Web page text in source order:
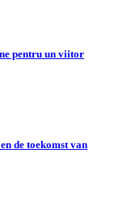
pentru un viitor
de toekomst van